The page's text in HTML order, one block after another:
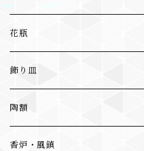
花瓶
飾り皿
陶額
香炉・風鎮